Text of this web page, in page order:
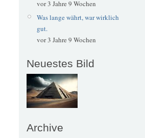
vor 3 Jahre 9 Wochen
Was lange währt, war wirklich
gut.
vor 3 Jahre 9 Wochen
Neuestes Bild
Archive